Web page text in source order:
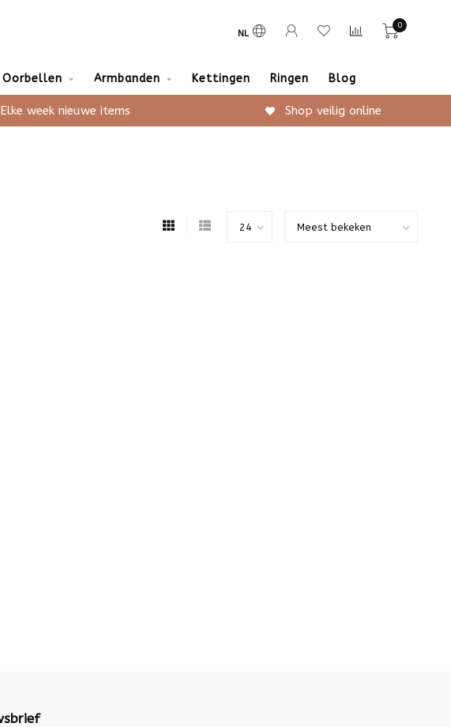
NL
0
Oorbellen Armbanden Kettingen Ringen Blog
Elke week nieuwe items Shop veilig online